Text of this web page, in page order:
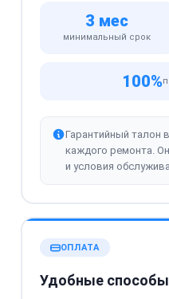
3 мес
минимальный срок
100%
Гарантийный талон
каждого ремонта.
и условия
ОПЛАТА
Удобные